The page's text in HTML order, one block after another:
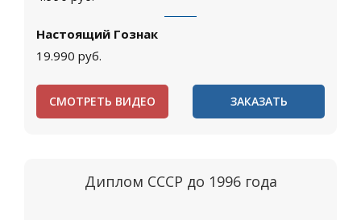
Настоящий Гознак
19.990 руб.
СМОТРЕТЬ ВИДЕО ЗАКАЗАТЬ
Диплом СССР до 1996 года